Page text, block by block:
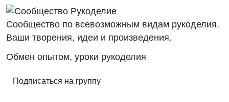
Сообщество по всевозможным видам рукоделия.
Ваши творения, идеи и произведения.
Обмен опытом, уроки рукоделия
Подписаться на группу